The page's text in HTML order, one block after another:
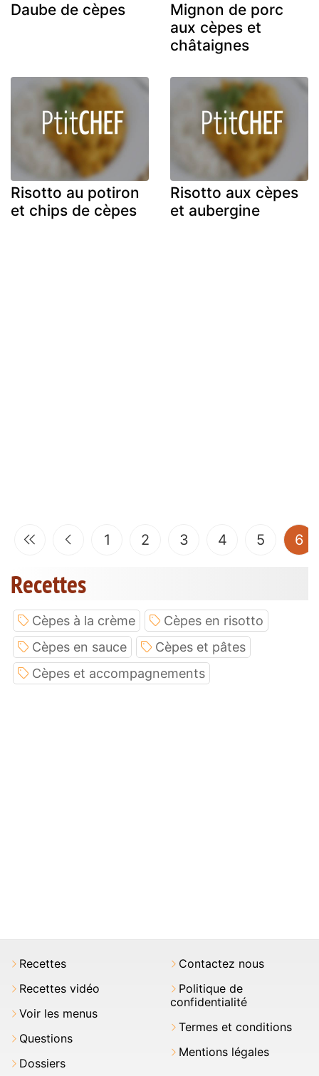
Daube de cèpes
Mignon de porc
aux cèpes et
châtaignes
Risotto au potiron
et chips de cèpes
Risotto aux cèpes
et aubergine
1 2 3 4 5 6
Recettes
Cèpes à la crème
Cèpes en risotto
Cèpes en sauce
Cèpes et pâtes
Cèpes et accompagnements
Recettes
Recettes vidéo
Voir les menus
Questions
Dossiers
Contactez nous
Politique de
confidentialité
Termes et conditions
Mentions légales